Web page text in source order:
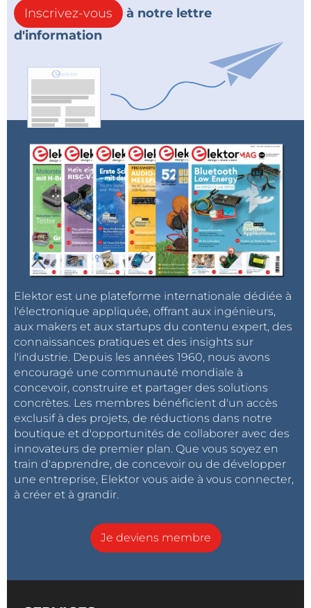
Inscrivez-vous
à notre lettre
d'information
Elektor est une plateforme internationale dédiée à
l'électronique appliquée, offrant aux ingénieurs,
aux makers et aux startups du contenu expert, des
connaissances pratiques et des insights sur
l'industrie. Depuis les années 1960, nous avons
encouragé une communauté mondiale à
concevoir, construire et partager des solutions
concrètes. Les membres bénéficient d'un accès
exclusif à des projets, de réductions dans notre
boutique et d'opportunités de collaborer avec des
innovateurs de premier plan. Que vous soyez en
train d'apprendre, de concevoir ou de développer
une entreprise, Elektor vous aide à vous connecter,
à créer et à grandir.
Je deviens membre